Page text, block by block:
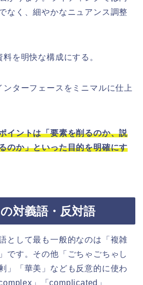
なく、細やかなニュアンス調整
料を明快な構成にする。
ンターフェースをミニマルに仕上
イントは「要素を削るのか、説
のか」といった目的を明確にす
対義語・反対語
として最も一般的なのは「複雑
です。その他「ごちゃごちゃし
」「華美」なども反意的に使わ
」「complicated」